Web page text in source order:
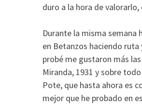
duro a la hora de valorarlo,
Durante la misma semana
en Betanzos haciendo ruta
probé me gustaron más las
Miranda, 1931 y sobre
Pote, que hasta ahora es
mejor que he probado en